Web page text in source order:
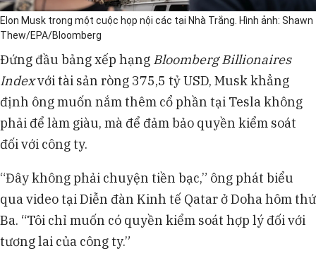
Elon Musk trong một cuộc họp nội các tại Nhà Trắng. Hình ảnh: Shawn
Thew/EPA/Bloomberg
Đứng đầu bảng xếp hạng Bloomberg Billionaires
Indexvới tài sản ròng 375,5 tỷ USD, Musk khẳng
định ông muốn nắm thêm cổ phần tại Tesla không
phải để làm giàu, mà để đảm bảo quyền kiểm soát
đối với công ty.
“Đây không phải chuyện tiền bạc,” ông phát biểu
qua video tại Diễn đàn Kinh tế Qatar ở Doha hôm thứ
Ba. “Tôi chỉ muốn có quyền kiểm soát hợp lý đối với
tương lai của công ty.”